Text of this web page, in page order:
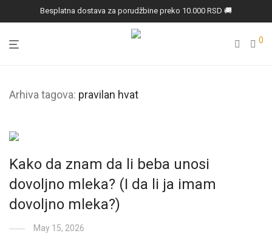
Besplatna dostava za porudžbine preko 10.000 RSD 🚚
0
Arhiva tagova: pravilan hvat
Kako da znam da li beba unosi
dovoljno mleka? (I da li ja imam
dovoljno mleka?)
May 15, 2026